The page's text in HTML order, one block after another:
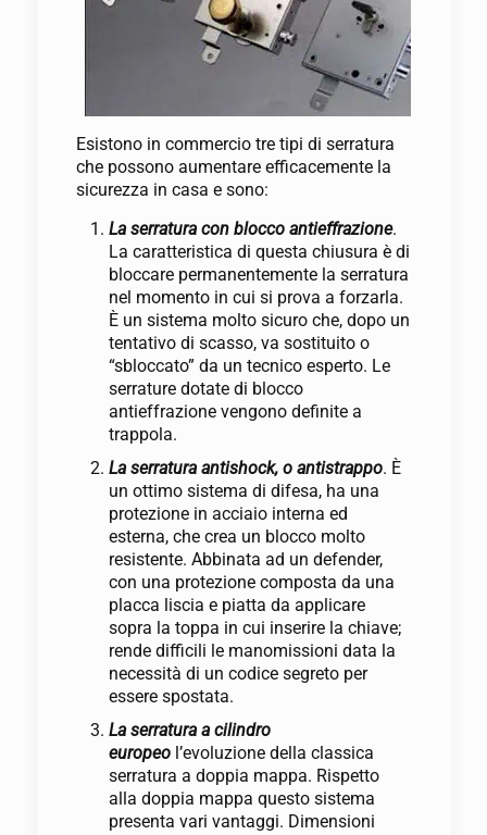
Esistono in commercio tre tipi di serratura
che possono aumentare efficacemente la
sicurezza in casa e sono:
La serratura con blocco antieffrazione.
La caratteristica di questa chiusura è di
bloccare permanentemente la serratura
nel momento in cui si prova a forzarla.
È un sistema molto sicuro che, dopo un
tentativo di scasso, va sostituito o
“sbloccato” da un tecnico esperto. Le
serrature dotate di blocco
antieffrazione vengono definite a
trappola.
La serratura antishock, o antistrappo. È
un ottimo sistema di difesa, ha una
protezione in acciaio interna ed
esterna, che crea un blocco molto
resistente. Abbinata ad un defender,
con una protezione composta da una
placca liscia e piatta da applicare
sopra la toppa in cui inserire la chiave;
rende difficili le manomissioni data la
necessità di un codice segreto per
essere spostata.
La serratura a cilindro
europeol’evoluzione della classica
serratura a doppia mappa. Rispetto
alla doppia mappa questo sistema
presenta vari vantaggi. Dimensioni